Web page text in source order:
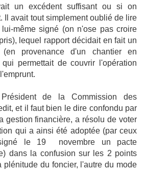
un excédent suffisant ou si on
Il avait tout simplement oublié de lire
même signé (on n'ose pas croire
lequel rapport décidait en fait un
provenance d'un chantier en
permettait de couvrir l'opération
de la Commission des
et il faut bien le dire confondu par
gestion financière, a résolu de voter
qui a ainsi été adoptée (par ceux
le 19 novembre un pacte
dans la confusion sur les 2 points
plénitude du foncier, l'autre du mode